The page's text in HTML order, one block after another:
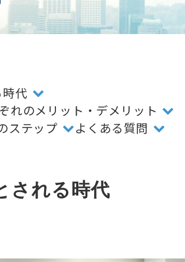
代
れのメリット・デメリット
ステップ よくある質問
される時代